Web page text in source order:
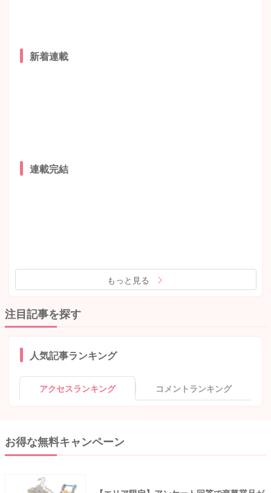
新着連載
連載完結
もっと見る
注目記事を探す
人気記事ランキング
アクセスランキング コメントランキング
お得な無料キャンペーン